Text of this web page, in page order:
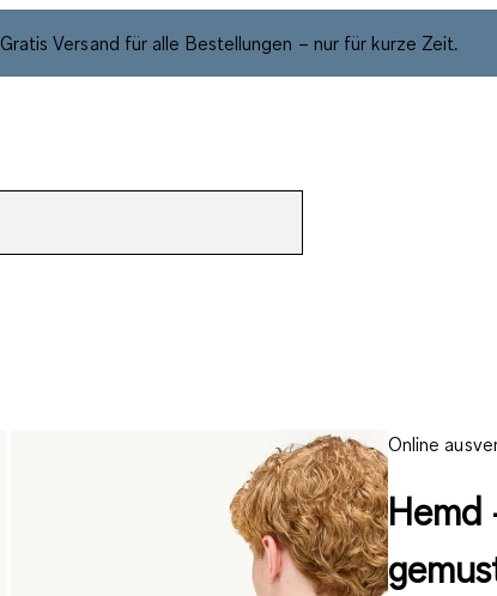
Gratis Versand für alle Bestellungen – nur für kurze Zeit.
Online
Hemd